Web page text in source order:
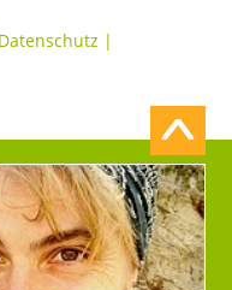
Datenschutz |